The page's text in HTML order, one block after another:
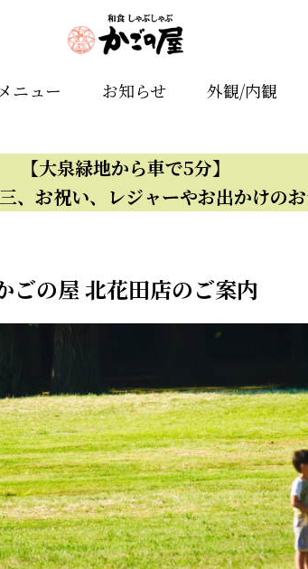
メニュー お知らせ 外観/内観
【大泉緑地から車で5分】
、お祝い、レジャーやお出かけの
ごの屋 北花田店のご案内